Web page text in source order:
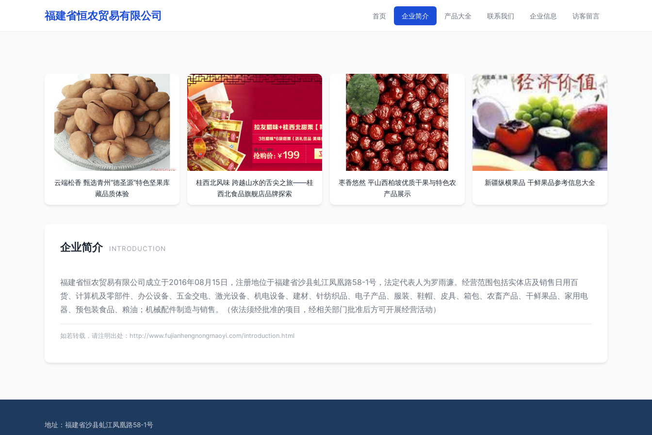
福建省恒农贸易有限公司 首页 企业简介 产品大全 联系我们 企业信息 访客留言
云端松香 甄选青州“德圣源”特色坚果库
藏品质体验
桂西北风味 跨越山水的舌尖之旅——桂
西北食品旗舰店品牌探索
枣香悠然 平山西柏坡优质干果与特色农
产品展示
新疆纵横果品 干鲜果品参考信息大全
企业简介 INTRODUCTION
福建省恒农贸易有限公司成立于2016年08月15日，注册地位于福建省沙县虬江凤凰路58-1号，法定代表人为罗雨濂。经营范围包括实体店及销售日用百
货、计算机及零部件、办公设备、五金交电、激光设备、机电设备、建材、针纺织品、电子产品、服装、鞋帽、皮具、箱包、农畜产品、干鲜果品、家用电
器、预包装食品、粮油；机械配件制造与销售。（依法须经批准的项目，经相关部门批准后方可开展经营活动）
如若转载，请注明出处：http://www.fujianhengnongmaoyi.com/introduction.html
地址：福建省沙县虬江凤凰路58-1号